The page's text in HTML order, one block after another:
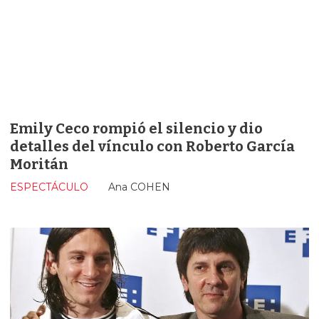
Emily Ceco rompió el silencio y dio
detalles del vínculo con Roberto García
Moritán
Ana COHEN
ESPECTÁCULO